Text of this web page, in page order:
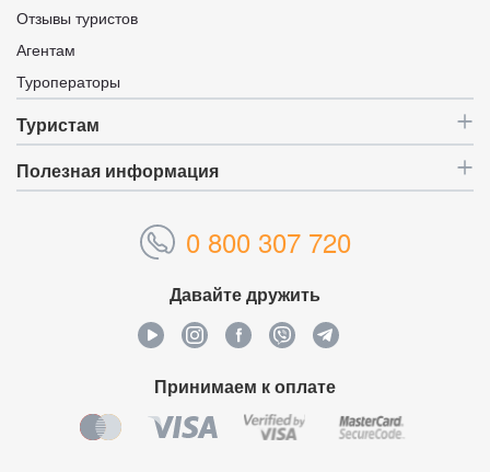
Отзывы туристов
Агентам
Туроператоры
Туристам
Полезная информация
0 800 307 720
Давайте дружить
Принимаем к оплате